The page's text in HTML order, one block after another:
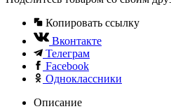
Копировать ссылку
Вконтакте
Телеграм
Facebook
Одноклассники
Описание